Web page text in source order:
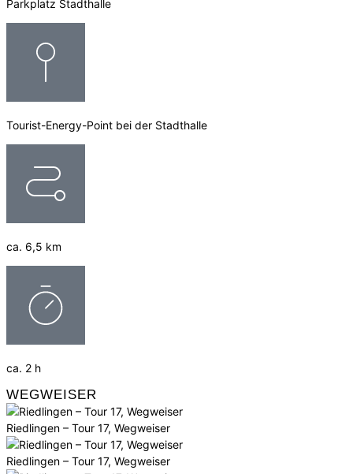
Parkplatz Stadthalle
Tourist-Energy-Point bei der Stadthalle
ca. 6,5 km
ca. 2 h
WEGWEISER
Riedlingen – Tour 17, Wegweiser
Riedlingen – Tour 17, Wegweiser